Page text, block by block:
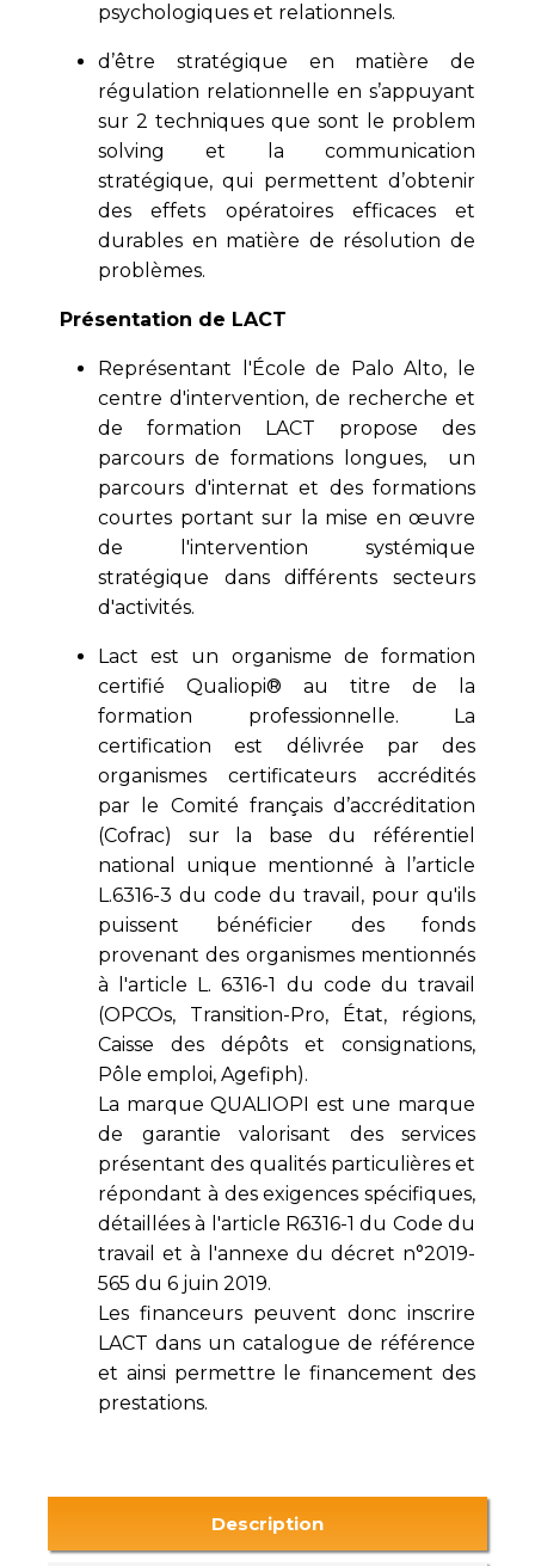
psychologiques et relationnels.
d’être stratégique en matière de
régulation relationnelle en s’appuyant
sur 2 techniques que sont le problem
solving et la communication
stratégique, qui permettent d’obtenir
des effets opératoires efficaces et
durables en matière de résolution de
problèmes.
Présentation de LACT
Représentant l'École de Palo Alto, le
centre d'intervention, de recherche et
de formation LACT propose des
parcours de formations longues, un
parcours d'internat et des formations
courtes portant sur la mise en œuvre
de l'intervention systémique
stratégique dans différents secteurs
d'activités.
Lact est un organisme de formation
certifié Qualiopi® au titre de la
formation professionnelle. La
certification est délivrée par des
organismes certificateurs accrédités
par le Comité français d’accréditation
(Cofrac) sur la base du référentiel
national unique mentionné à l’article
L.6316-3 du code du travail, pour qu'ils
puissent bénéficier des fonds
provenant des organismes mentionnés
à l'article L. 6316-1 du code du travail
(OPCOs, Transition-Pro, État, régions,
Caisse des dépôts et consignations,
Pôle emploi, Agefiph).
La marque QUALIOPI est une marque
de garantie valorisant des services
présentant des qualités particulières et
répondant à des exigences spécifiques,
détaillées à l'article R6316-1 du Code du
travail et à l'annexe du décret n°2019-
565 du 6 juin 2019.
Les financeurs peuvent donc inscrire
LACT dans un catalogue de référence
et ainsi permettre le financement des
prestations.
Description